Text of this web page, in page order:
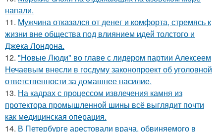
напали.
11. Мужчина отказался от денег и комфорта, стремясь к
жизни вне общества под влиянием идей толстого и
Джека Лондона.
12. "Новые Люди" во главе с лидером партии Алексеем
Нечаевым внесли в госдуму законопроект об уголовной
ответственности за домашнее насилие.
13. На кадрах с процессом извлечения камня из
протектора промышленной шины всё выглядит почти
как медицинская операция.
14. В Петербурге арестовали врача, обвиняемого в